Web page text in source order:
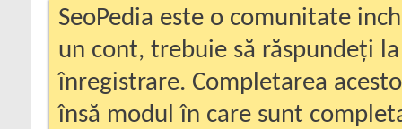
SeoPedia este o comunitate
un cont, trebuie să răspundeți
înregistrare. Completarea
însă modul în care sunt